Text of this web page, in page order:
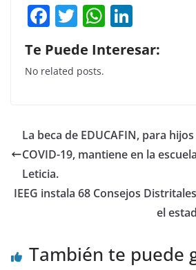
F
a
c
e
o
o
k
T
w
itt
er
W
h
at
p
p
k
n
Te Puede Interesar:
No related posts.
La beca de EDUCAFIN, para
COVID-19, mantiene en la
Leticia.
IEEG instala 68 Consejos
el
También te puede